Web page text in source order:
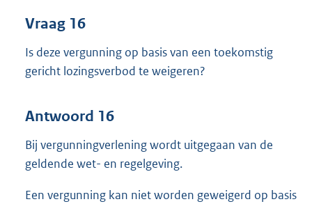
Vraag 16
Is deze vergunning op basis van een toekomstig
gericht lozingsverbod te weigeren?
Antwoord 16
Bij vergunningverlening wordt uitgegaan van de
geldende wet- en regelgeving.
Een vergunning kan niet worden geweigerd op basis